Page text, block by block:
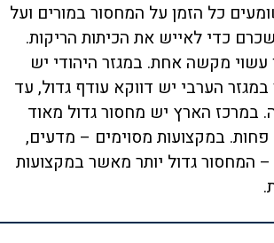
כל הזמן על המחסור במורים ועל
כדי לאייש את הכיתות הריקות.
עשוי מקשה אחת. במגזר היהודי יש
הערבי יש דווקא עודף גדול, עד
במרכז הארץ יש מחסור גדול מאוד
פחות. במקצועות מסוימים – מדעים,
המחסור גדול יותר מאשר במקצועות